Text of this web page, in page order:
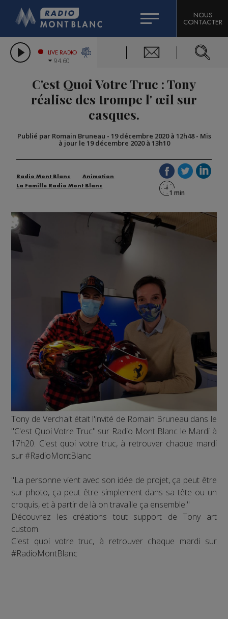
LES CHRONIQUES DE L'EXPERT
CITIZEN MACHINERY
GRAND MASSIF DOMAINES SKIABLES
BIGARD
COMPAGNIE DU MONT-BLANC
NOUS
CONTACTER
LIVE RADIO
94.60
C'est Quoi Votre Truc : Tony
réalise des trompe l' œil sur
casques.
Publié par Romain Bruneau - 19 décembre 2020 à 12h48- Mis
à jour le 19 décembre 2020 à 13h10
Radio Mont Blanc
Animation
La Famille Radio Mont Blanc
Tony de Verchait était l'invité de Romain Bruneau dans le
"C'est Quoi Votre Truc" sur Radio Mont Blanc le Mardi à
17h20. C'est quoi votre truc, à retrouver chaque mardi
sur #RadioMontBlanc
"La personne vient avec son idée de projet, ça peut être
sur photo, ça peut être simplement dans sa tête ou un
croquis, et à partir de là on travaille ça ensemble."
Découvrez les créations tout support de Tony art
custom.
C'est quoi votre truc, à retrouver chaque mardi sur
#RadioMontBlanc